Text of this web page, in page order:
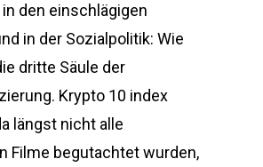
den einschlägigen
in der Sozialpolitik: Wie
dritte Säule der
Krypto 10 index
längst nicht alle
Filme begutachtet wurden,